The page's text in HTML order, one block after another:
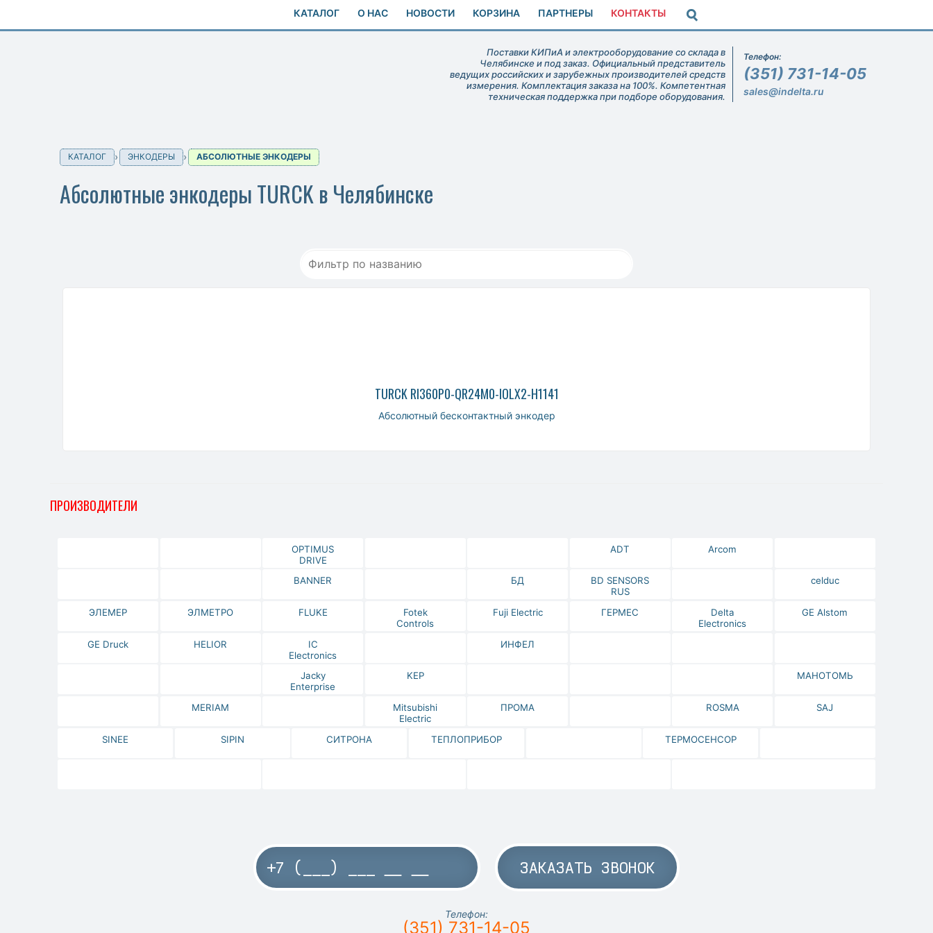
КАТАЛОГ О НАС НОВОСТИ КОРЗИНА ПАРТНЕРЫ КОНТАКТЫ
Поставки КИПиА и электрооборудование со склада в
Челябинске и под заказ. Официальный представитель
ведущих российских и зарубежных производителей средств
измерения. Комплектация заказа на 100%. Компетентная
техническая поддержка при подборе оборудования.
Телефон:
(351) 731-14-05
sales@indelta.ru
КАТАЛОГ ЭНКОДЕРЫ АБСОЛЮТНЫЕ ЭНКОДЕРЫ
Абсолютные энкодеры TURCK в Челябинске
TURCK RI360P0-QR24M0-IOLX2-H1141
Абсолютный бесконтактный энкодер
ПРОИЗВОДИТЕЛИ
OPTIMUS
DRIVE
ADT Arcom
BANNER БД
BD SENSORS
RUS
celduc
ЭЛЕМЕР ЭЛМЕТРО FLUKE
Fotek
Controls
Fuji Electric ГЕРМЕС
Delta
Electronics
GE Alstom
GE Druck HELIOR
IC
Electronics
ИНФЕЛ
Jacky
Enterprise
KEP МАНОТОМЬ
MERIAM
Mitsubishi
Electric
ПРОМА ROSMA SAJ
SINEE SIPIN СИТРОНА ТЕПЛОПРИБОР ТЕРМОСЕНСОР
ЗАКАЗАТЬ ЗВОНОК
Телефон:
(351) 731-14-05